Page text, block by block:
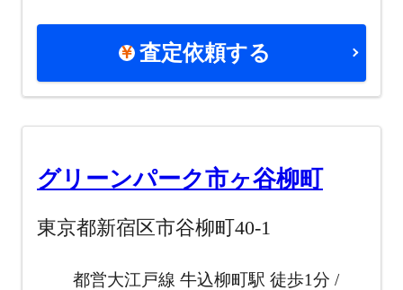
査定依頼する
グリーンパーク市ヶ谷柳町
東京都新宿区市谷柳町40-1
都営大江戸線 牛込柳町駅 徒歩1分